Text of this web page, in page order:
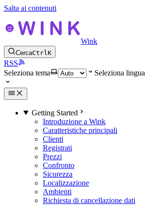
Salta ai contenuti
Wink
CercaCtrlK
RSS
Seleziona tema
Seleziona lingua
Getting Started
Introduzione a Wink
Caratteristiche principali
Clienti
Registrati
Prezzi
Confronto
Sicurezza
Localizzazione
Ambienti
Richiesta di cancellazione dati